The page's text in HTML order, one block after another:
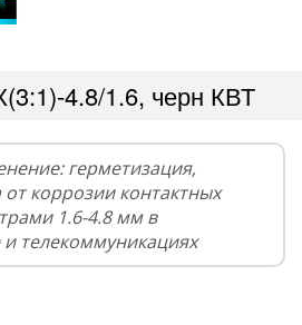
4.8/1.6, черн КВТ
герметизация,
коррозии контактных
1.6-4.8 мм в
и телекоммуникациях